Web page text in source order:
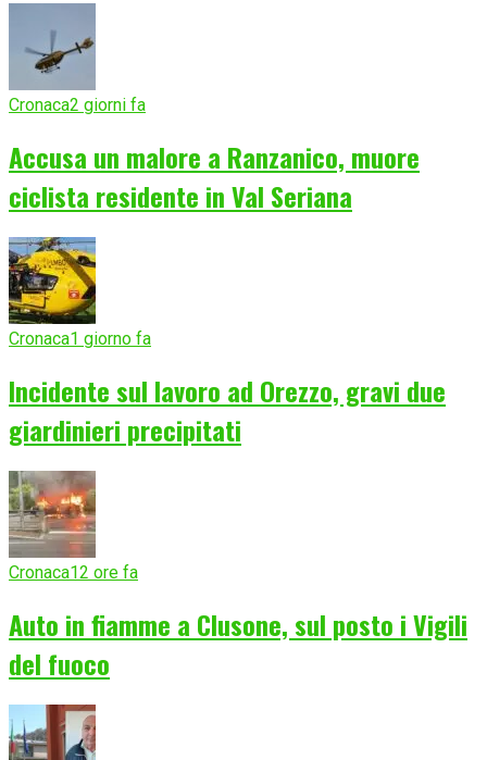
Cronaca2 giorni fa
Accusa un malore a Ranzanico, muore
ciclista residente in Val Seriana
Cronaca1 giorno fa
Incidente sul lavoro ad Orezzo, gravi due
giardinieri precipitati
Cronaca12 ore fa
Auto in fiamme a Clusone, sul posto i Vigili
del fuoco